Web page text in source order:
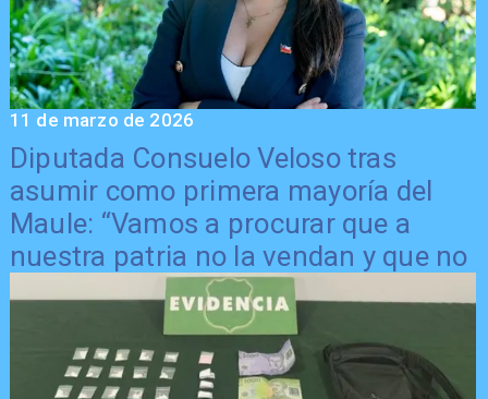
Diputada Consuelo Veloso tras
asumir como primera mayoría del
Maule: “Vamos a procurar que a
nuestra patria no la vendan y que no
nos hagan retroceder”
11 de marzo de 2026